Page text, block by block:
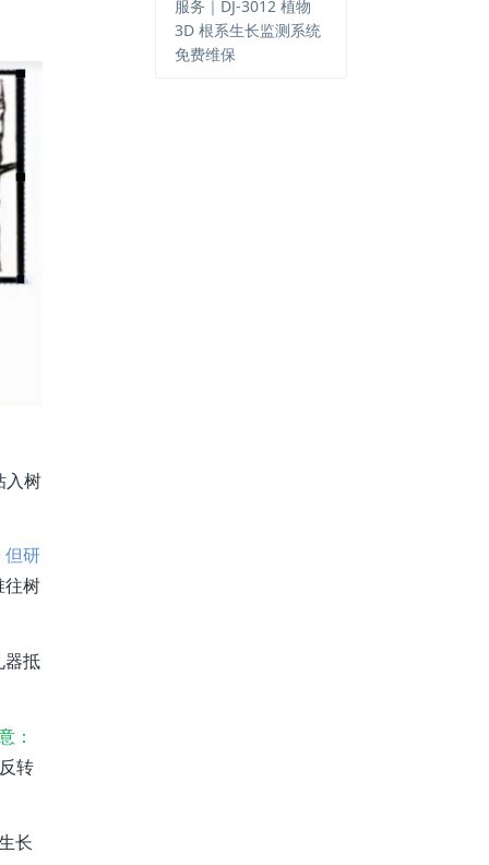
入树
但研
往树
器抵
：
转
长
服务｜DJ-3012 植物
3D 根系生长监测系统
免费维保